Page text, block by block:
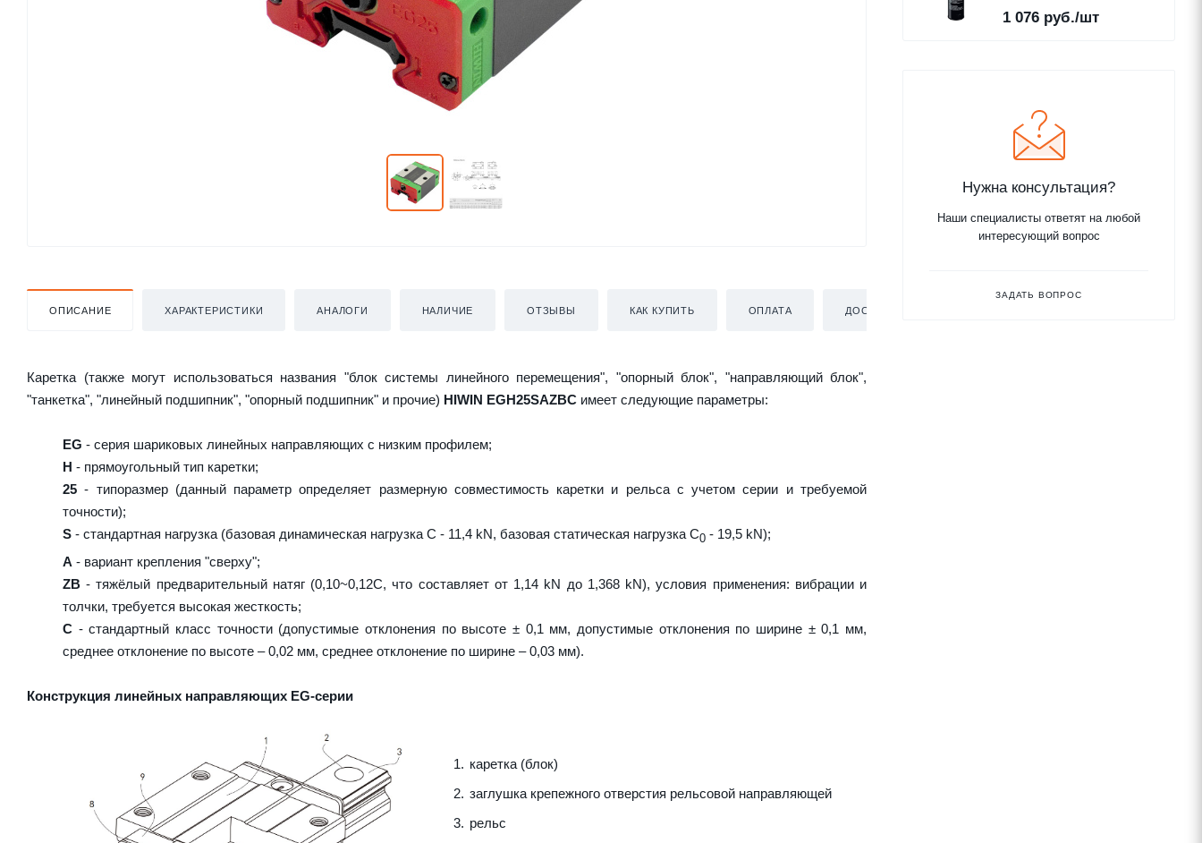
ОПИСАНИЕ ХАРАКТЕРИСТИКИ АНАЛОГИ НАЛИЧИЕ ОТЗЫВЫ КАК КУПИТЬ ОПЛАТА ДОСТАВКА
Каретка (также могут использоваться названия "блок системы линейного перемещения", "опорный блок", "направляющий блок",
"танкетка", "линейный подшипник", "опорный подшипник" и прочие) HIWIN EGH25SAZBC имеет следующие параметры:
EG - серия шариковых линейных направляющих с низким профилем;
H - прямоугольный тип каретки;
25 - типоразмер (данный параметр определяет размерную совместимость каретки и рельса с учетом серии и требуемой
точности);
S - стандартная нагрузка (базовая динамическая нагрузка C - 11,4 kN, базовая статическая нагрузка С0 - 19,5 kN);
A - вариант крепления "сверху";
ZB - тяжёлый предварительный натяг (0,10~0,12C, что составляет от 1,14 kN до 1,368 kN), условия применения: вибрации и
толчки, требуется высокая жесткость;
C - стандартный класс точности (допустимые отклонения по высоте ± 0,1 мм, допустимые отклонения по ширине ± 0,1 мм,
среднее отклонение по высоте – 0,02 мм, среднее отклонение по ширине – 0,03 мм).
Конструкция линейных направляющих EG-серии
каретка (блок)
заглушка крепежного отверстия рельсовой направляющей
рельс
1 076 руб./шт
Нужна консультация?
Наши специалисты ответят на любой
интересующий вопрос
ЗАДАТЬ ВОПРОС